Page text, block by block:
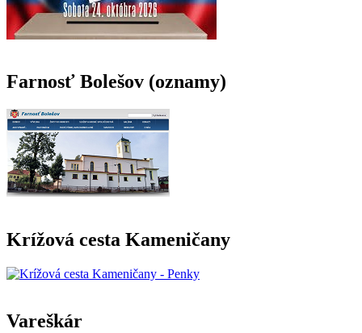
Farnosť Bolešov (oznamy)
Krížová cesta Kameničany
Vareškár